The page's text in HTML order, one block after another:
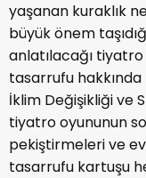
yaşanan kuraklık
büyük önem
anlatılacağı
tasarrufu
İklim Değişikliği ve
tiyatro oyununun
pekiştirmeleri ve
tasarrufu kartuşu